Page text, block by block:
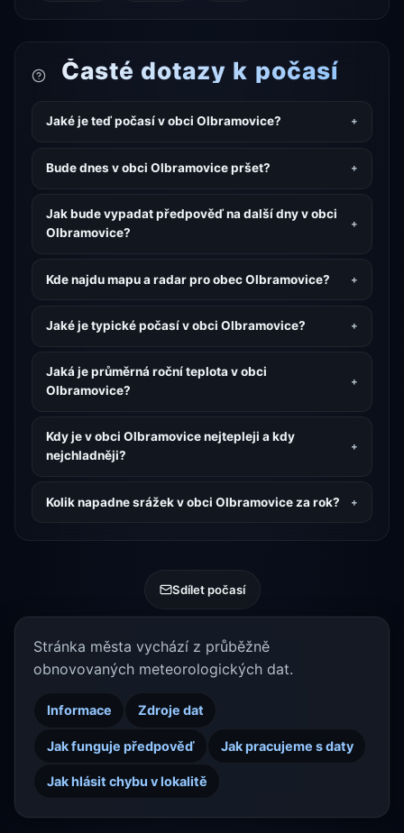
Časté dotazy k počasí
Jaké je teď počasí v obci Olbramovice?
Bude dnes v obci Olbramovice pršet?
Jak bude vypadat předpověď na další dny v obci
Olbramovice?
Kde najdu mapu a radar pro obec Olbramovice?
Jaké je typické počasí v obci Olbramovice?
Jaká je průměrná roční teplota v obci
Olbramovice?
Kdy je v obci Olbramovice nejtepleji a kdy
nejchladněji?
Kolik napadne srážek v obci Olbramovice za rok?
Sdílet počasí
Stránka města vychází z průběžně
obnovovaných meteorologických dat.
Informace Zdroje dat
Jak funguje předpověď Jak pracujeme s daty
Jak hlásit chybu v lokalitě